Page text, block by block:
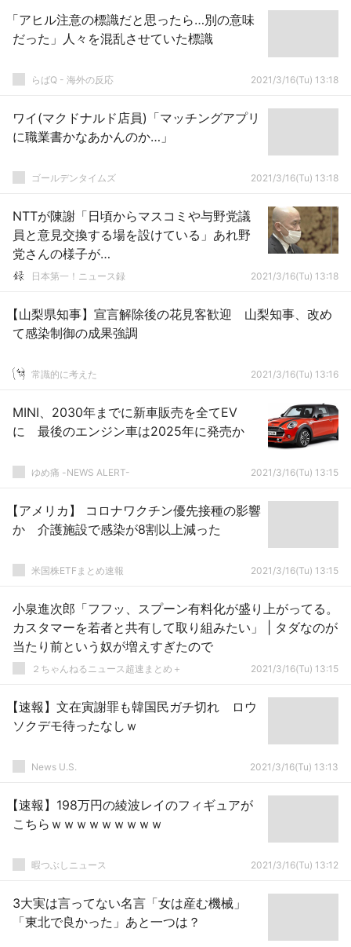
「アヒル注意の標識だと思ったら…別の意味
だった」人々を混乱させていた標識
らばQ - 海外の反応 2021/3/16(Tu) 13:18
ワイ(マクドナルド店員)「マッチングアプリ
に職業書かなあかんのか…」
ゴールデンタイムズ 2021/3/16(Tu) 13:18
NTTが陳謝「日頃からマスコミや与野党議
員と意見交換する場を設けている」あれ野
党さんの様子が…
日本第一！ニュース録 2021/3/16(Tu) 13:18
【山梨県知事】宣言解除後の花見客歓迎 山梨知事、改め
て感染制御の成果強調
常識的に考えた 2021/3/16(Tu) 13:16
MINI、2030年までに新車販売を全てEV
に 最後のエンジン車は2025年に発売か
ゆめ痛 -NEWS ALERT- 2021/3/16(Tu) 13:15
【アメリカ】 コロナワクチン優先接種の影響
か 介護施設で感染が8割以上減った
米国株ETFまとめ速報 2021/3/16(Tu) 13:15
小泉進次郎「フフッ、スプーン有料化が盛り上がってる。
カスタマーを若者と共有して取り組みたい」 | タダなのが
当たり前という奴が増えすぎたので
２ちゃんねるニュース超速まとめ＋ 2021/3/16(Tu) 13:15
【速報】文在寅謝罪も韓国民ガチ切れ ロウ
ソクデモ待ったなしｗ
News U.S. 2021/3/16(Tu) 13:13
【速報】198万円の綾波レイのフィギュアが
こちらｗｗｗｗｗｗｗｗｗ
暇つぶしニュース 2021/3/16(Tu) 13:12
3大実は言ってない名言「女は産む機械」
「東北で良かった」あと一つは？